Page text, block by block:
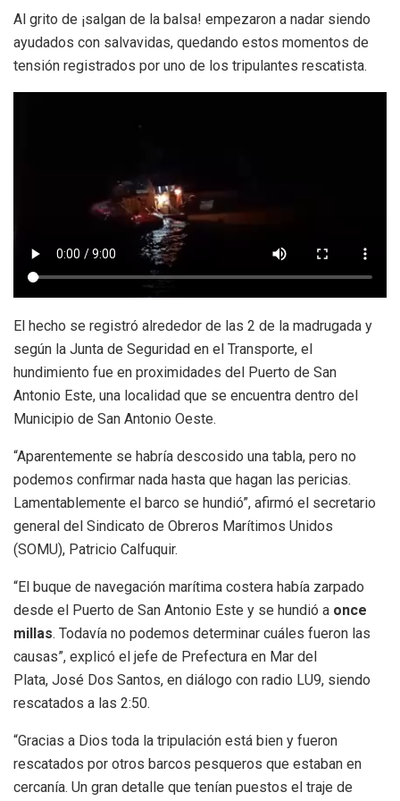
Al grito de ¡salgan de la balsa! empezaron a nadar siendo
ayudados con salvavidas, quedando estos momentos de
tensión registrados por uno de los tripulantes rescatista.
El hecho se registró alrededor de las 2 de la madrugada y
según la Junta de Seguridad en el Transporte, el
hundimiento fue en proximidades del Puerto de San
Antonio Este, una localidad que se encuentra dentro del
Municipio de San Antonio Oeste.
“Aparentemente se habría descosido una tabla, pero no
podemos confirmar nada hasta que hagan las pericias.
Lamentablemente el barco se hundió”, afirmó el secretario
general del Sindicato de Obreros Marítimos Unidos
(SOMU), Patricio Calfuquir.
“El buque de navegación marítima costera había zarpado
desde el Puerto de San Antonio Este y se hundió a once
millas. Todavía no podemos determinar cuáles fueron las
causas”, explicó el jefe de Prefectura en Mar del
Plata, José Dos Santos, en diálogo con radio LU9, siendo
rescatados a las 2:50.
“Gracias a Dios toda la tripulación está bien y fueron
rescatados por otros barcos pesqueros que estaban en
cercanía. Un gran detalle que tenían puestos el traje de